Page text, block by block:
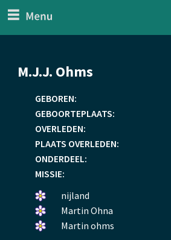
Generaal
M.J.J. Ohms
GEBOREN:
GEBOORTEPLAATS:
OVERLEDEN:
PLAATS OVERLEDEN:
ONDERDEEL:
MISSIE:
Een
bloemetje
gelegd.
nijland
Een
bloemetje
Martin Ohna
Een
Martin ohms